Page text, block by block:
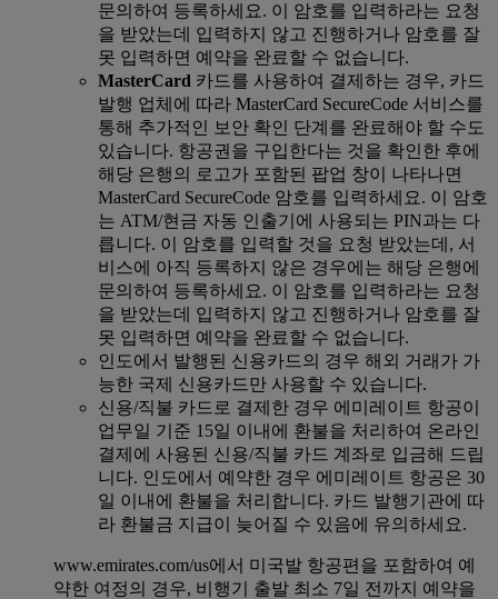
문의하여 등록하세요. 이 암호를 입력하라는 요청
을 받았는데 입력하지 않고 진행하거나 암호를 잘
못 입력하면 예약을 완료할 수 없습니다.
MasterCard 카드를 사용하여 결제하는 경우, 카드
발행 업체에 따라 MasterCard SecureCode 서비스를
통해 추가적인 보안 확인 단계를 완료해야 할 수도
있습니다. 항공권을 구입한다는 것을 확인한 후에
해당 은행의 로고가 포함된 팝업 창이 나타나면
MasterCard SecureCode 암호를 입력하세요. 이 암호
는 ATM/현금 자동 인출기에 사용되는 PIN과는 다
릅니다. 이 암호를 입력할 것을 요청 받았는데, 서
비스에 아직 등록하지 않은 경우에는 해당 은행에
문의하여 등록하세요. 이 암호를 입력하라는 요청
을 받았는데 입력하지 않고 진행하거나 암호를 잘
못 입력하면 예약을 완료할 수 없습니다.
인도에서 발행된 신용카드의 경우 해외 거래가 가
능한 국제 신용카드만 사용할 수 있습니다.
신용/직불 카드로 결제한 경우 에미레이트 항공이
업무일 기준 15일 이내에 환불을 처리하여 온라인
결제에 사용된 신용/직불 카드 계좌로 입금해 드립
니다. 인도에서 예약한 경우 에미레이트 항공은 30
일 이내에 환불을 처리합니다. 카드 발행기관에 따
라 환불금 지급이 늦어질 수 있음에 유의하세요.
www.emirates.com/us에서 미국발 항공편을 포함하여 예
약한 여정의 경우, 비행기 출발 최소 7일 전까지 예약을